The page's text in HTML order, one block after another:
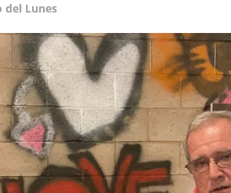
del Lunes